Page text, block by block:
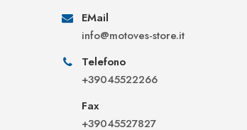
EMail
info@motoves-store.it
Telefono
+39045522266
Fax
+39045527827